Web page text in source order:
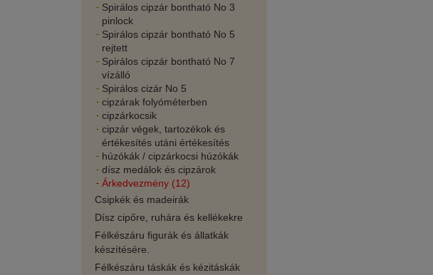
Spirálos cipzár bontható No 3
pinlock
Spirálos cipzár bontható No 5
rejtett
Spirálos cipzár bontható No 7
vízálló
Spirálos cizár No 5
cipzárak folyóméterben
cipzárkocsik
cipzár végek, tartozékok és
értékesítés utáni értékesítés
húzókák / cipzárkocsi húzókák
dísz medálok és cipzárok
Árkedvezmény (12)
Csipkék és madeirák
Dísz cipőre, ruhára és kellékekre
Félkészáru figurák és állatkák
készítésére.
Félkészáru táskák és kézitáskák